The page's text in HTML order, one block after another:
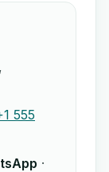
555
·